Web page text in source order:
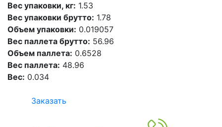
Вес упаковки, кг: 1.53
Вес упаковки брутто: 1.78
Объем упаковки: 0.019057
Вес паллета брутто: 56.96
Объем паллета: 0.6528
Вес паллета: 48.96
Вес: 0.034
Заказать